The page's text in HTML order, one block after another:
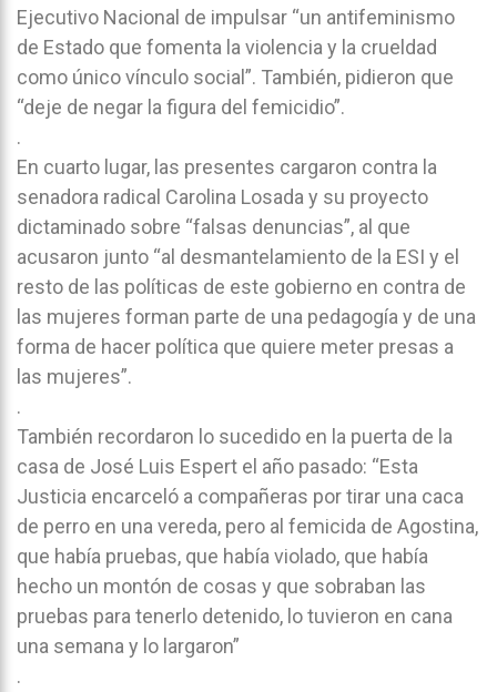
Ejecutivo Nacional de impulsar “un antifeminismo
de Estado que fomenta la violencia y la crueldad
como único vínculo social”. También, pidieron que
“deje de negar la figura del femicidio”.
.
En cuarto lugar, las presentes cargaron contra la
senadora radical Carolina Losada y su proyecto
dictaminado sobre “falsas denuncias”, al que
acusaron junto “al desmantelamiento de la ESI y el
resto de las políticas de este gobierno en contra de
las mujeres forman parte de una pedagogía y de una
forma de hacer política que quiere meter presas a
las mujeres”.
.
También recordaron lo sucedido en la puerta de la
casa de José Luis Espert el año pasado: “Esta
Justicia encarceló a compañeras por tirar una caca
de perro en una vereda, pero al femicida de Agostina,
que había pruebas, que había violado, que había
hecho un montón de cosas y que sobraban las
pruebas para tenerlo detenido, lo tuvieron en cana
una semana y lo largaron”
.